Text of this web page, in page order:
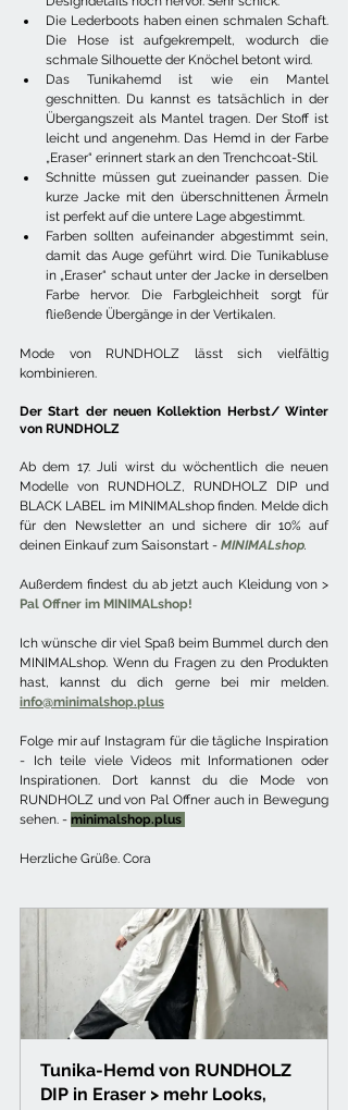
Die Lederboots haben einen schmalen Schaft.
Die Hose ist aufgekrempelt, wodurch die
schmale Silhouette der Knöchel betont wird.
Das Tunikahemd ist wie ein Mantel
geschnitten. Du kannst es tatsächlich in der
Übergangszeit als Mantel tragen. Der Stoff ist
leicht und angenehm. Das Hemd in der Farbe
„Eraser“ erinnert stark an den Trenchcoat-Stil.
Schnitte müssen gut zueinander passen. Die
kurze Jacke mit den überschnittenen Ärmeln
ist perfekt auf die untere Lage abgestimmt.
Farben sollten aufeinander abgestimmt sein,
damit das Auge geführt wird. Die Tunikabluse
in „Eraser“ schaut unter der Jacke in derselben
Farbe hervor. Die Farbgleichheit sorgt für
fließende Übergänge in der Vertikalen.
Mode von RUNDHOLZ lässt sich vielfältig
kombinieren.
Der Start der neuen Kollektion Herbst/ Winter
von RUNDHOLZ
Ab dem 17. Juli wirst du wöchentlich die neuen
Modelle von RUNDHOLZ, RUNDHOLZ DIP und
BLACK LABEL im MINIMALshop finden. Melde dich
für den Newsletter an und sichere dir 10% auf
deinen Einkauf zum Saisonstart - MINIMALshop.
Pal Offner im MINIMALshop!
Ich wünsche dir viel Spaß beim Bummel durch den
MINIMALshop. Wenn du Fragen zu den Produkten
info@minimalshop.plus
Folge mir auf Instagram für die tägliche Inspiration
- Ich teile viele Videos mit Informationen oder
Inspirationen. Dort kannst du die Mode von
RUNDHOLZ und von Pal Offner auch in Bewegung
sehen. - minimalshop.plus
Herzliche Grüße. Cora
Tunika-Hemd von RUNDHOLZ
DIP in Eraser > mehr Looks,